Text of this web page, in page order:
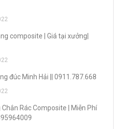
composite | Giá tại xưởng|
đúc Minh Hải || 0911.787.668
Chắn Rác Composite | Miễn Phí